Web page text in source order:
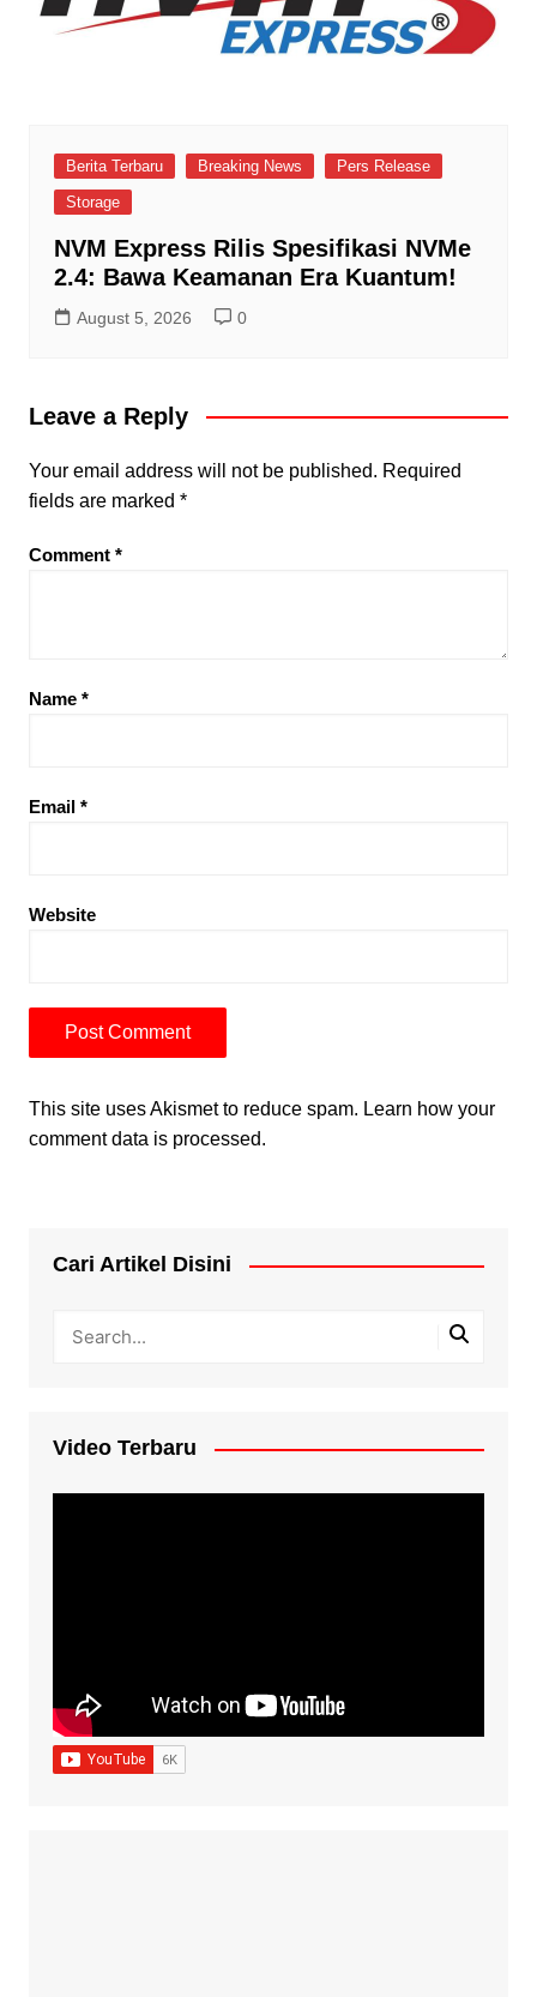
Berita Terbaru Breaking News
Pers Release
Storage
NVM Express Rilis Spesifikasi NVMe
2.4: Bawa Keamanan Era Kuantum!
August 5, 2026 0
Leave a Reply
Your email address will not be published. Required
fields are marked *
Comment *
Name *
Email *
Website
This site uses Akismet to reduce spam. Learn how your
comment data is processed.
Cari Artikel Disini
Video Terbaru